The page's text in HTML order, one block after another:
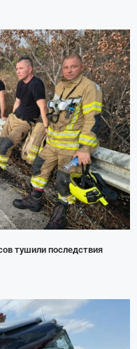
тушили последствия